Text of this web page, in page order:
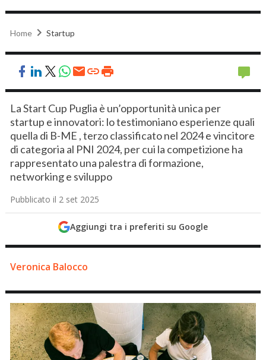
Home Startup
La Start Cup Puglia è un’opportunità unica per
startup e innovatori: lo testimoniano esperienze quali
quella di B-ME , terzo classificato nel 2024 e vincitore
di categoria al PNI 2024, per cui la competizione ha
rappresentato una palestra di formazione,
networking e sviluppo
Pubblicato il 2 set 2025
Aggiungi tra i preferiti su Google
Veronica Balocco